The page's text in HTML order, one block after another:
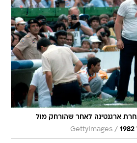
ארגנטינה לאחר שהורחק מול
/
GettyImages